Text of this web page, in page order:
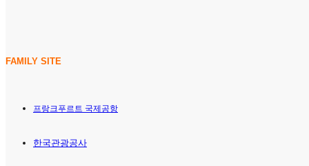
FAMILY SITE
프랑크푸르트 국제공항
한국관광공사